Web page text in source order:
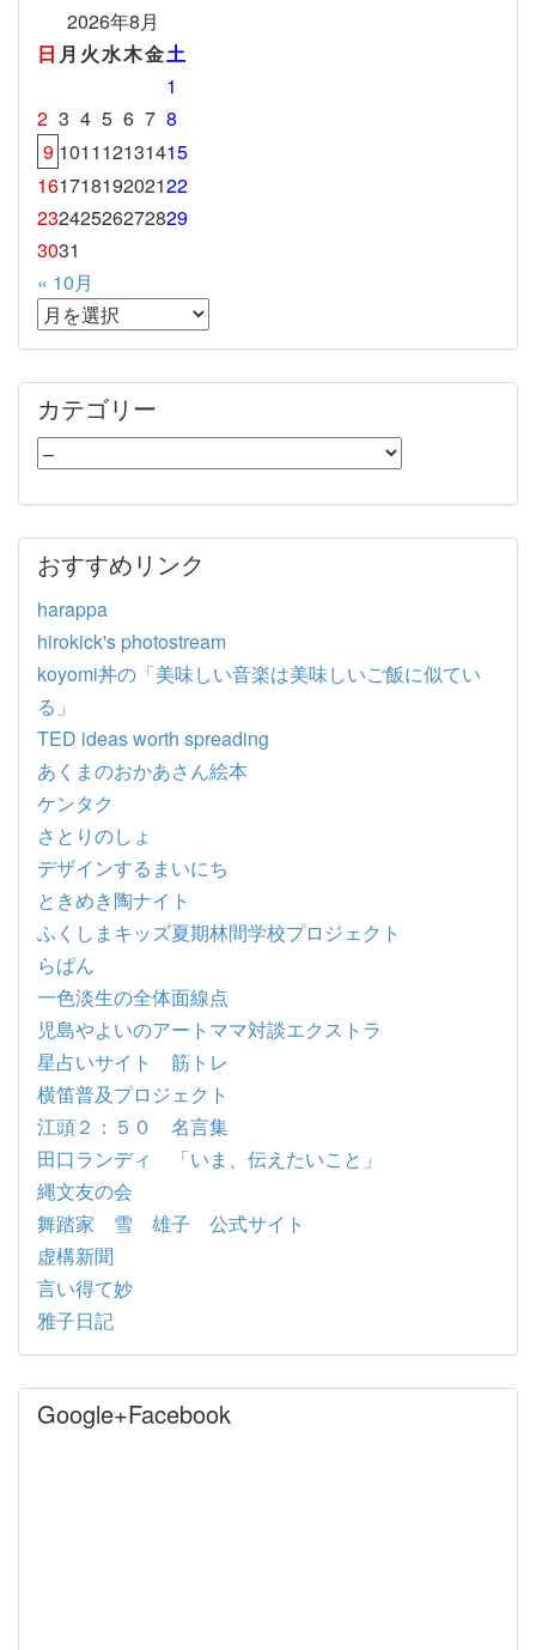
2026年8月
日 月 火水木金土
1
2 3 4 5 6 7 8
9 101112131415
16171819202122
23242526272829
3031
« 10月
カテゴリー
おすすめリンク
harappa
hirokick's photostream
koyomi丼の「美味しい音楽は美味しいご飯に似てい
る」
TED ideas worth spreading
あくまのおかあさん絵本
ケンタク
さとりのしょ
デザインするまいにち
ときめき陶ナイト
ふくしまキッズ夏期林間学校プロジェクト
らぱん
一色淡生の全体面線点
児島やよいのアートママ対談エクストラ
星占いサイト 筋トレ
横笛普及プロジェクト
江頭２：５０ 名言集
田口ランディ 「いま、伝えたいこと」
縄文友の会
舞踏家 雪 雄子 公式サイト
虚構新聞
言い得て妙
雅子日記
Google+Facebook